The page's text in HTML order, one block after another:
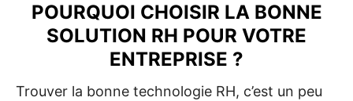
POURQUOI CHOISIR LA BONNE
SOLUTION RH POUR VOTRE
ENTREPRISE ?
Trouver la bonne technologie RH, c’est un peu